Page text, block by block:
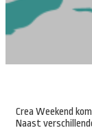
Crea Weekend
Naast